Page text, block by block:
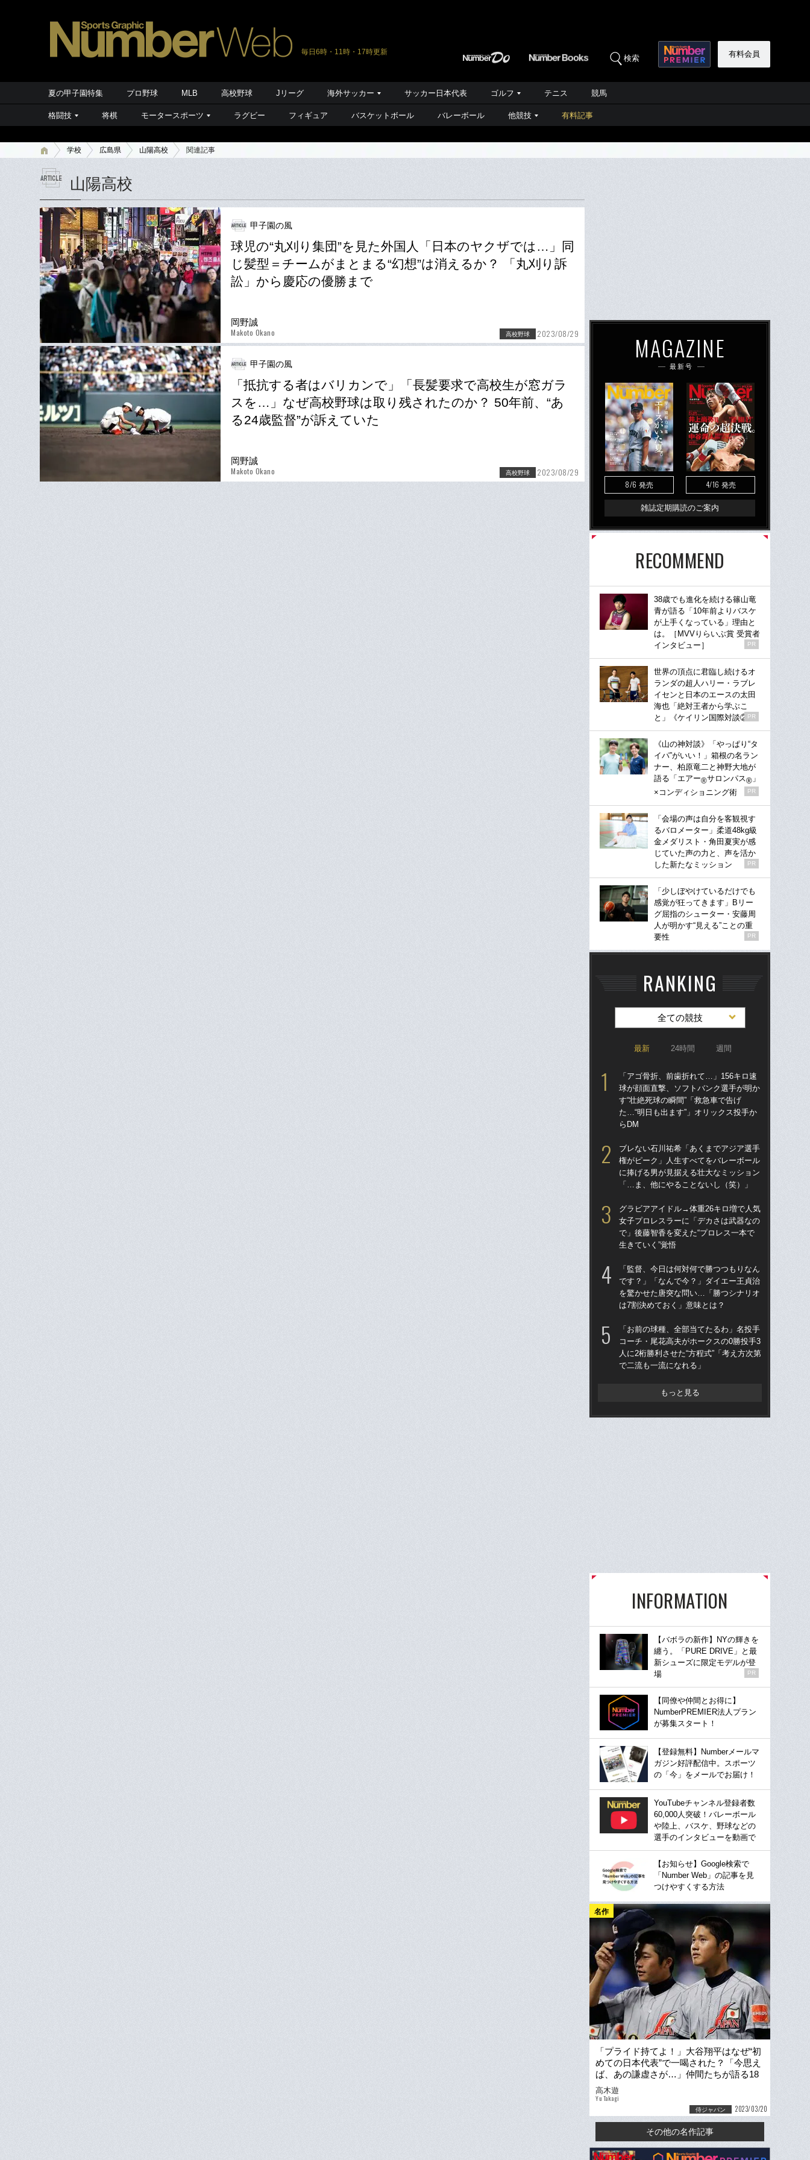
毎日6時・11時・17時更新
検索 有料会員
夏の甲子園特集 プロ野球 MLB 高校野球 Jリーグ 海外サッカー サッカー日本代表 ゴルフ テニス 競馬
格闘技 将棋 モータースポーツ ラグビー フィギュア バスケットボール バレーボール 他競技 有料記事
学校 広島県 山陽高校 関連記事
山陽高校
甲子園の風
球児の“丸刈り集団”を見た外国人「日本のヤクザでは…」同
じ髪型＝チームがまとまる“幻想”は消えるか？ 「丸刈り訴
訟」から慶応の優勝まで
岡野誠
Makoto Okano 高校野球 2023/08/29
甲子園の風
「抵抗する者はバリカンで」「長髪要求で高校生が窓ガラ
スを…」なぜ高校野球は取り残されたのか？ 50年前、“あ
る24歳監督”が訴えていた
岡野誠
Makoto Okano 高校野球 2023/08/29
MAGAZINE
最新号
8/6 発売 4/16 発売
雑誌定期購読のご案内
RECOMMEND
38歳でも進化を続ける篠山竜
青が語る「10年前よりバスケ
が上手くなっている」理由と
は。［MVVりらいぶ賞 受賞者
インタビュー］
PR
世界の頂点に君臨し続けるオ
ランダの超人ハリー・ラブレ
イセンと日本のエースの太田
海也「絶対王者から学ぶこ
と」《ケイリン国際対談②》
PR
《山の神対談》「やっぱり“タ
イパ”がいい！」箱根の名ラン
ナー、柏原竜二と神野大地が
語る「エアー®サロンパス® 」
×コンディショニング術
PR
「会場の声は自分を客観視す
るバロメーター」柔道48kg級
金メダリスト・角田夏実が感
じていた声の力と、声を活か
した新たなミッション
PR
「少しぼやけているだけでも
感覚が狂ってきます」Bリー
グ屈指のシューター・安藤周
人が明かす“見える”ことの重
要性
PR
RANKING
全ての競技
最新 24時間 週間
「アゴ骨折、前歯折れて…」156キロ速
球が顔面直撃、ソフトバンク選手が明か
す“壮絶死球の瞬間”「救急車で告げ
た…“明日も出ます”」オリックス投手か
らDM
ブレない石川祐希「あくまでアジア選手
権がピーク」人生すべてをバレーボール
に捧げる男が見据える壮大なミッション
「…ま、他にやることないし（笑）」
グラビアアイドル→体重26キロ増で人気
女子プロレスラーに「デカさは武器なの
で」後藤智香を変えた“プロレス一本で
生きていく”覚悟
「監督、今日は何対何で勝つつもりなん
です？」「なんで今？」ダイエー王貞治
を驚かせた唐突な問い…「勝つシナリオ
は7割決めておく」意味とは？
「お前の球種、全部当てたるわ」名投手
コーチ・尾花高夫がホークスの0勝投手3
人に2桁勝利させた“方程式”「考え方次第
で二流も一流になれる」
もっと見る
INFORMATION
【バボラの新作】NYの輝きを
纏う。「PURE DRIVE」と最
新シューズに限定モデルが登
場
PR
【同僚や仲間とお得に】
NumberPREMIER法人プラン
が募集スタート！
【登録無料】Numberメールマ
ガジン好評配信中。スポーツ
の「今」をメールでお届け！
YouTubeチャンネル登録者数
60,000人突破！バレーボール
や陸上、バスケ、野球などの
選手のインタビューを動画で
【お知らせ】Google検索で
「Number Web」の記事を見
つけやすくする方法
名作
「プライド持てよ！」大谷翔平はなぜ“初
めての日本代表”で一喝された？「今思え
ば、あの謙虚さが…」仲間たちが語る18
歳大谷翔平の素顔
高木遊
Yu Takagi
侍ジャパン 2023/03/20
その他の名作記事